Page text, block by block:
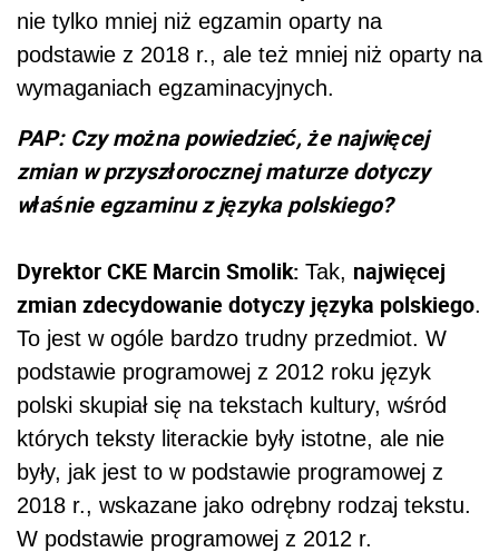
nie tylko mniej niż egzamin oparty na
podstawie z 2018 r., ale też mniej niż oparty na
wymaganiach egzaminacyjnych.
PAP: Czy można powiedzieć, że najwięcej
zmian w przyszłorocznej maturze dotyczy
właśnie egzaminu z języka polskiego?
Dyrektor CKE Marcin Smolik: Tak, najwięcej
zmian zdecydowanie dotyczy języka polskiego.
To jest w ogóle bardzo trudny przedmiot. W
podstawie programowej z 2012 roku język
polski skupiał się na tekstach kultury, wśród
których teksty literackie były istotne, ale nie
były, jak jest to w podstawie programowej z
2018 r., wskazane jako odrębny rodzaj tekstu.
W podstawie programowej z 2012 r.